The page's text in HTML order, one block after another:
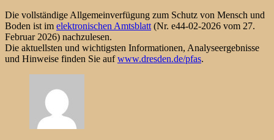
Die vollständige Allgemeinverfügung zum Schutz von Mensch und
Boden ist im elektronischen Amtsblatt (Nr. e44-02-2026 vom 27.
Februar 2026) nachzulesen.
Die aktuellsten und wichtigsten Informationen, Analyseergebnisse
und Hinweise finden Sie aufwww.dresden.de/pfas.